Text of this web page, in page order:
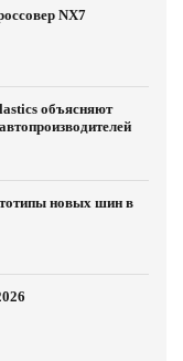
NX7
объясняют
новых шин в